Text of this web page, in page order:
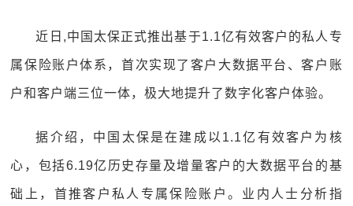
近日,中国太保正式推出基于1.1亿有效客户的私人专
属保险账户体系，首次实现了客户大数据平台、客户账
户和客户端三位一体，极大地提升了数字化客户体验。
据介绍，中国太保是在建成以1.1亿有效客户为核
心，包括6.19亿历史存量及增量客户的大数据平台的基
础上，首推客户私人专属保险账户。业内人士分析指